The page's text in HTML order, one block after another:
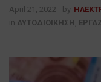
April 21, 2022 by
in ΑΥΤΟΔΙΟΙΚΗΣΗ